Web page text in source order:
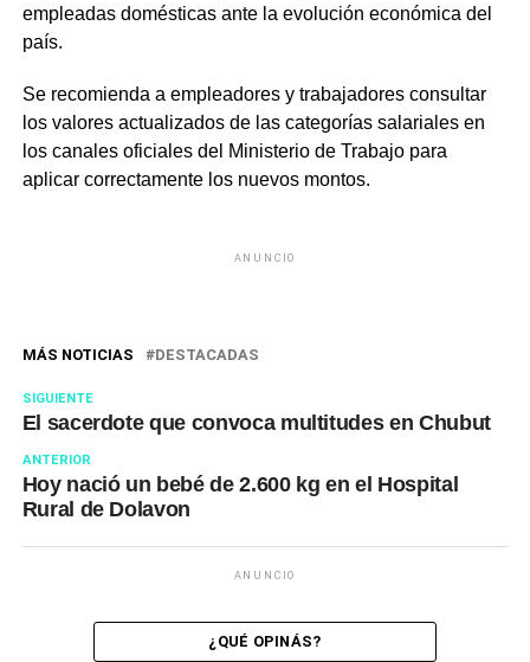
empleadas domésticas ante la evolución económica del
país.
Se recomienda a empleadores y trabajadores consultar
los valores actualizados de las categorías salariales en
los canales oficiales del Ministerio de Trabajo para
aplicar correctamente los nuevos montos.
ANUNCIO
MÁS NOTICIAS DESTACADAS
SIGUIENTE
El sacerdote que convoca multitudes en Chubut
ANTERIOR
Hoy nació un bebé de 2.600 kg en el Hospital
Rural de Dolavon
ANUNCIO
¿QUÉ OPINÁS?